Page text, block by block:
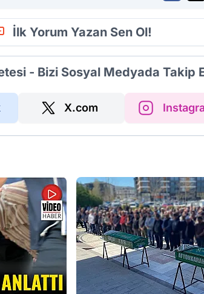
İlk Yorum Yazan Sen Ol!
- Bizi Sosyal Medyada Takip
X.com